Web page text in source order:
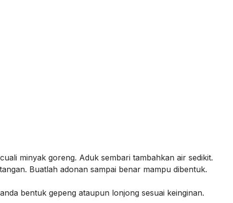
minyak goreng. Aduk sembari tambahkan air sedikit.
Buatlah adonan sampai benar mampu dibentuk.
bentuk gepeng ataupun lonjong sesuai keinginan.